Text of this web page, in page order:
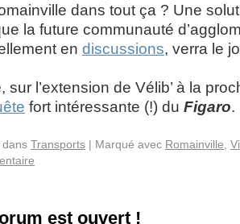
dans tout ça ? Une
la future communauté
en discussions, verra le
sur l’extension de Vélib’ à la
fort intéressante (!) du Figaro.
dans Transports | Marqué avec Romainville
est ouvert !